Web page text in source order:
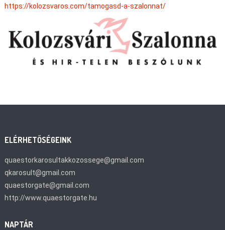
https://kolozsvaros.com/tamogasd-a-szalonnat/
ELÉRHETŐSÉGEINK
quaestorkarosultakkozossege@gmail.com
qkarosult@gmail.com
quaestorgate@gmail.com
http://www.quaestorgate.hu
NAPTÁR